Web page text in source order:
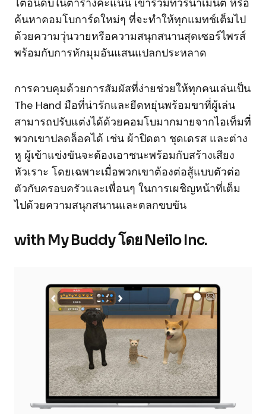
ค้นหาคอมโบการ์ดใหม่ๆ ที่จะทำให้ทุกแมทช์เต็มไป
ด้วยความวุ่นวายหรือความสนุกสนานสุดเซอร์ไพรส์
พร้อมกับการหักมุมอันแสนแปลกประหลาด
การควบคุมด้วยการสัมผัสที่ง่ายช่วยให้ทุกคนเล่นเป็น
The Hand มือที่น่ารักและยืดหยุ่นพร้อมขาที่ผู้เล่น
สามารถปรับแต่งได้ด้วยคอมโบมากมายจากไอเท็มที่
พวกเขาปลดล็อคได้ เช่น ผ้าปิดตา ชุดเดรส และต่าง
หู ผู้เข้าแข่งขันจะต้องเอาชนะพร้อมกับสร้างเสียง
หัวเราะ โดยเฉพาะเมื่อพวกเขาต้องต่อสู้แบบตัวต่อ
ตัวกับครอบครัวและเพื่อนๆ ในการเผชิญหน้าที่เต็ม
ไปด้วยความสนุกสนานและตลกขบขัน
with My Buddy โดย Neilo Inc.